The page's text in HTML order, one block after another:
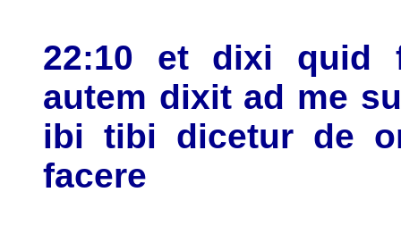
22:10 et dixi quid
autem dixit ad me
ibi tibi dicetur de
facere